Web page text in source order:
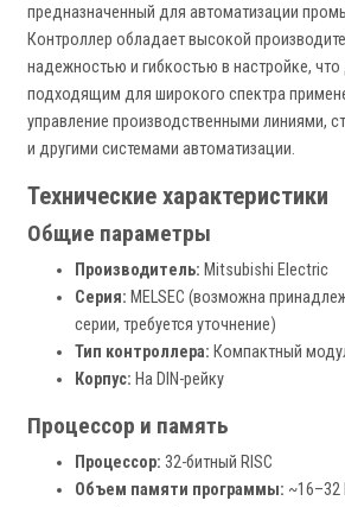
предназначенный для автоматизации
Контроллер обладает высокой
надежностью и гибкостью в настройке, что
подходящим для широкого спектра
управление производственными линиями,
и другими системами автоматизации.
Технические характеристики
Общие параметры
Производитель: Mitsubishi Electric
Серия: MELSEC (возможна
серии, требуется уточнение)
Тип контроллера: Компактный
Корпус: На DIN-рейку
Процессор и память
Процессор: 32-битный RISC
Объем памяти программы: ~16–32